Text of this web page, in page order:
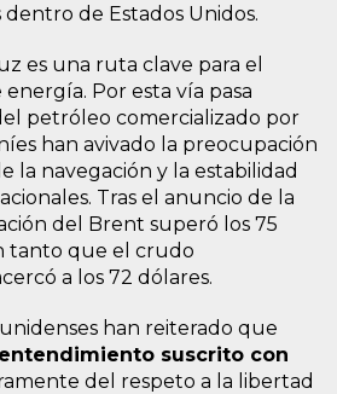
de Estados Unidos.
es una ruta clave para el
Por esta vía pasa
petróleo comercializado por
han avivado la preocupación
la navegación y la estabilidad
Tras el anuncio de la
del Brent superó los 75
tanto que el crudo
a los 72 dólares.
han reiterado que
suscrito con
del respeto a la libertad